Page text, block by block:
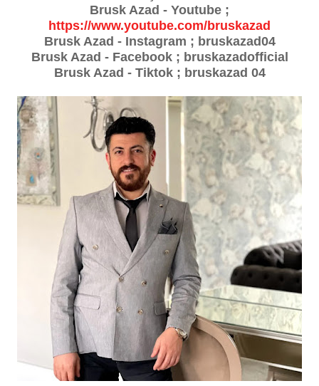
Brusk Azad - Youtube ;
https://www.youtube.com/bruskazad
Brusk Azad - Instagram ; bruskazad04
Brusk Azad - Facebook ; bruskazadofficial
Brusk Azad - Tiktok ; bruskazad 04